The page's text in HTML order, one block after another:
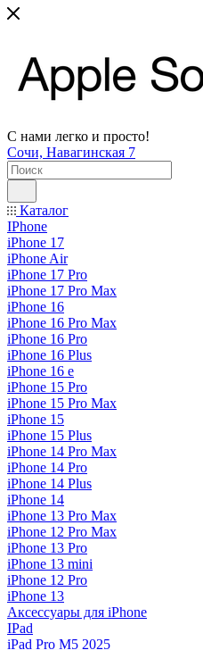
С нами легко и просто!
Сочи, Навагинская 7
Каталог
IPhone
iPhone 17
iPhone Air
iPhone 17 Pro
iPhone 17 Pro Max
iPhone 16
iPhone 16 Pro Max
iPhone 16 Pro
iPhone 16 Plus
iPhone 16 e
iPhone 15 Pro
iPhone 15 Pro Max
iPhone 15
iPhone 15 Plus
iPhone 14 Pro Max
iPhone 14 Pro
iPhone 14 Plus
iPhone 14
iPhone 13 Pro Max
iPhone 12 Pro Max
iPhone 13 Pro
iPhone 13 mini
iPhone 12 Pro
iPhone 13
Аксессуары для iPhone
IPad
iPad Pro M5 2025